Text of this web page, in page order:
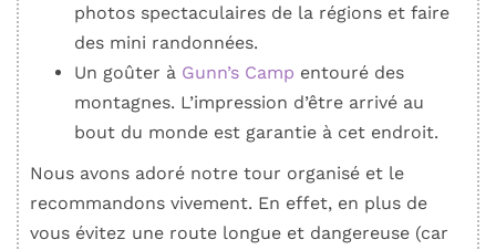
photos spectaculaires de la régions et faire
des mini randonnées.
Un goûter à Gunn’s Camp entouré des
montagnes. L’impression d’être arrivé au
bout du monde est garantie à cet endroit.
Nous avons adoré notre tour organisé et le
recommandons vivement. En effet, en plus de
vous évitez une route longue et dangereuse (car